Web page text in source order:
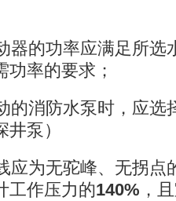
器的功率应满足所选
率的要求；
的消防水泵时，应选
泵）
应为无驼峰、无拐点
工作压力的140% ，